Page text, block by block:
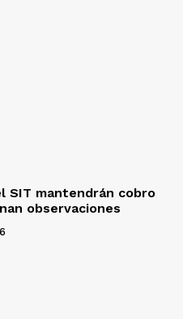
SIT mantendrán cobro
observaciones